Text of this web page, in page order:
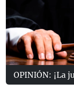
OPINIÓN: ¡La